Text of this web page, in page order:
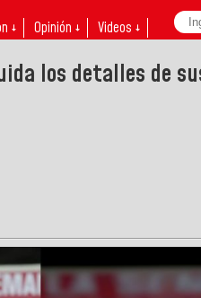
↓ Opinión ↓ Videos ↓
los detalles de